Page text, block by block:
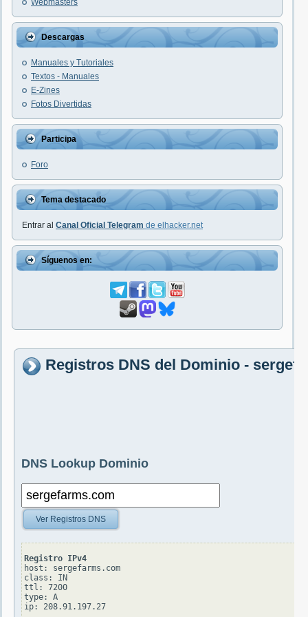
Webmasters
Descargas
Manuales y Tutoriales
Textos - Manuales
E-Zines
Fotos Divertidas
Participa
Foro
Tema destacado
Entrar al Canal Oficial Telegram de elhacker.net
Síguenos en:
Registros DNS del Dominio -
DNS Lookup Dominio
Ver Registros DNS
Registro IPv4
host: sergefarms.com
class: IN
ttl: 7200
type: A